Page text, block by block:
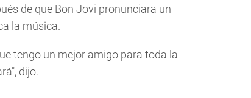
de que Bon Jovi pronunciara un
la música.
tengo un mejor amigo para toda la
dijo.